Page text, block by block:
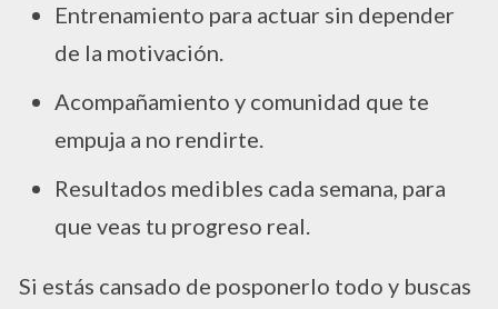
Entrenamiento para actuar sin depender
de la motivación.
Acompañamiento y comunidad que te
empuja a no rendirte.
Resultados medibles cada semana, para
que veas tu progreso real.
Si estás cansado de posponerlo todo y buscas